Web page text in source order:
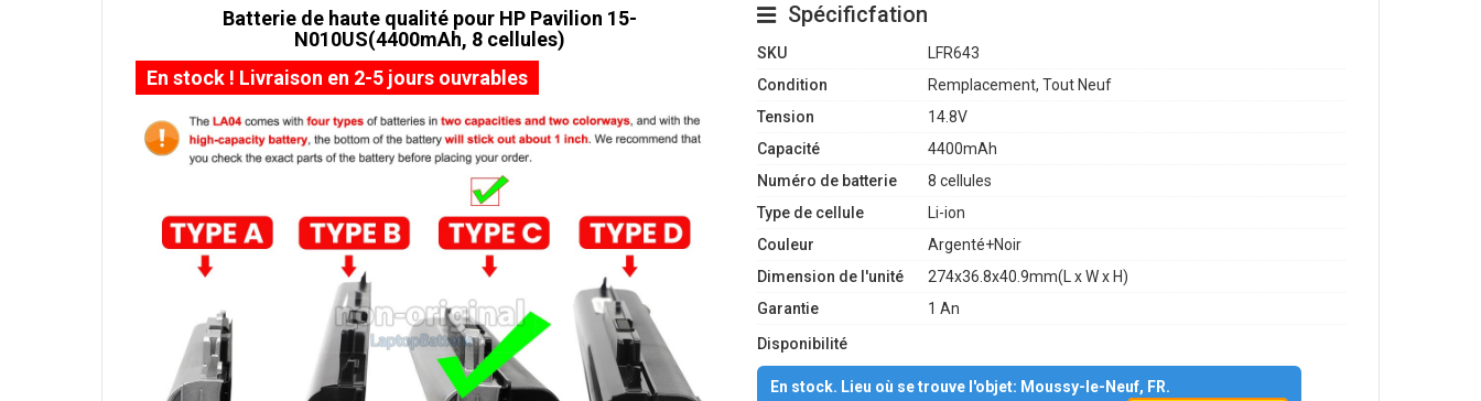
Batterie de haute qualité pour HP Pavilion 15-
N010US(4400mAh, 8 cellules)
En stock ! Livraison en 2-5 jours ouvrables
Spécificfation
SKU
LFR643
Condition
Remplacement, Tout Neuf
Tension
14.8V
Capacité
4400mAh
Numéro de batterie
8 cellules
Type de cellule
Li-ion
Couleur
Argenté+Noir
Dimension de l'unité
274x36.8x40.9mm(L x W x H)
Garantie
1 An
Disponibilité
En stock. Lieu où se trouve l'objet: Moussy-le-Neuf, FR.